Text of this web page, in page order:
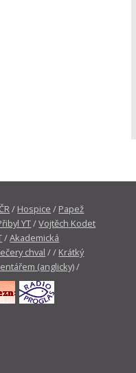
/ Hospice / Papež
YT/Vojtěch Kodet
/Akademická
chval / / Krátký
(anglicky)/